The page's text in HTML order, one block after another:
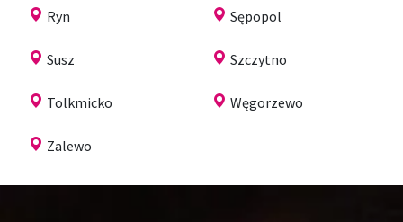
Ryn Sępopol
Susz Szczytno
Tolkmicko Węgorzewo
Zalewo